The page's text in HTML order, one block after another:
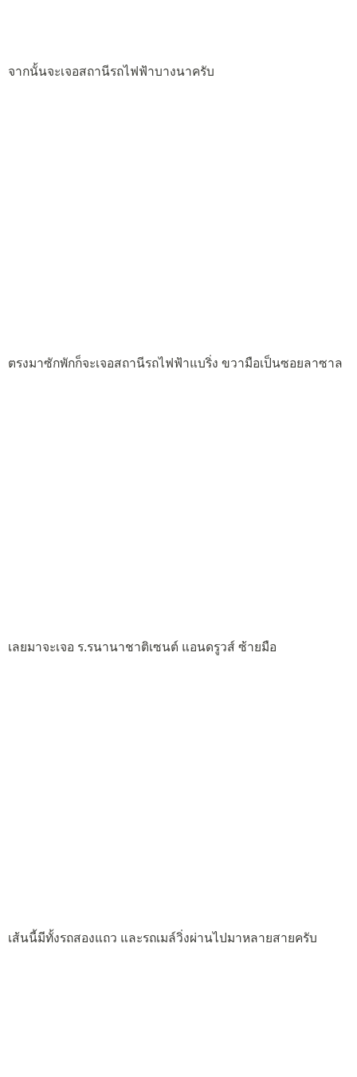
จากนั้นจะเจอสถานีรถไฟฟ้าบางนาครับ
ตรงมาซักพักก็จะเจอสถานีรถไฟฟ้าแบริ่ง ขวามือเป็นซอยลาซาล
เลยมาจะเจอ ร.รนานาชาติเซนต์ แอนดรูวส์ ซ้ายมือ
เส้นนี้มีทั้งรถสองแถว และรถเมล์วิ่งผ่านไปมาหลายสายครับ